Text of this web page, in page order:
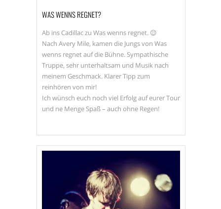
WAS WENNS REGNET?
Ab ins Cadillac zu Was wenns regnet. 😉
Nach Avery Mile, kamen die Jungs von Was
wenns regnet auf die Bühne. Sympathische
Truppe, sehr unterhaltsam und Musik nach
meinem Geschmack. Klarer Tipp zum
reinhören von mir!
Ich wünsch euch noch viel Erfolg auf eurer Tour
und ne Menge Spaß – auch ohne Regen!